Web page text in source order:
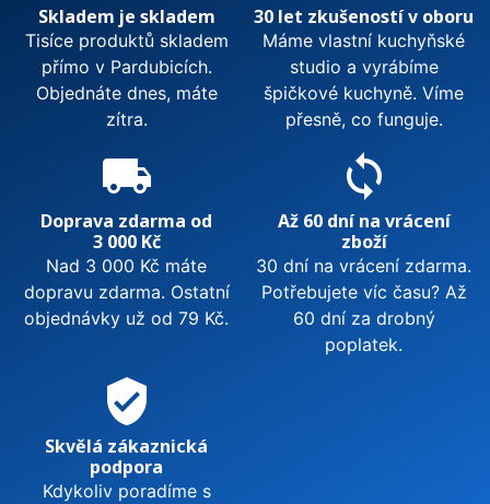
Skladem je skladem
Tisíce produktů skladem
přímo v Pardubicích.
Objednáte dnes, máte
zítra.
30 let zkušeností v oboru
Máme vlastní kuchyňské
studio a vyrábíme
špičkové kuchyně. Víme
přesně, co funguje.
local_shipping
Doprava zdarma od
3 000 Kč
Nad 3 000 Kč máte
dopravu zdarma. Ostatní
objednávky už od 79 Kč.
sync
Až 60 dní na vrácení
zboží
30 dní na vrácení zdarma.
Potřebujete víc času? Až
60 dní za drobný
poplatek.
verified_user
Skvělá zákaznická
podpora
Kdykoliv poradíme s